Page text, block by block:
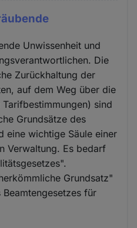
Unwissenheit und
Die
Zurückhaltung der
auf dem Weg über die
sind
Grundsätze des
eine wichtige Säule einer
Verwaltung. Es bedarf
Grundsatz"
für